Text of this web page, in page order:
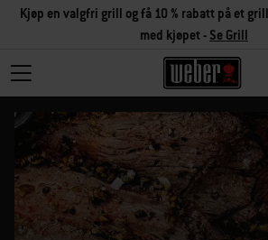
Kjøp en valgfri grill og få 10 % rabatt på et
med kjøpet - Se Grill